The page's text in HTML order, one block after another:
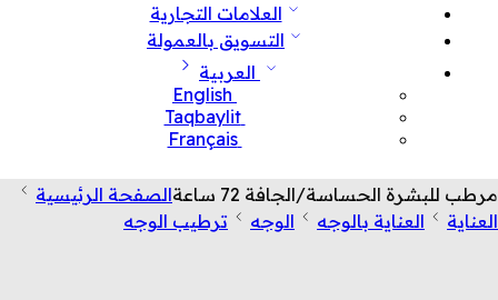
العلامات التجارية
التسويق بالعمولة
العربية
English
Taqbaylit
Français
مرطب للبشرة الحساسة/الجافة 72 ساعة
الصفحة الرئيسية
العناية
العناية بالوجه الوجه ترطيب الوجه